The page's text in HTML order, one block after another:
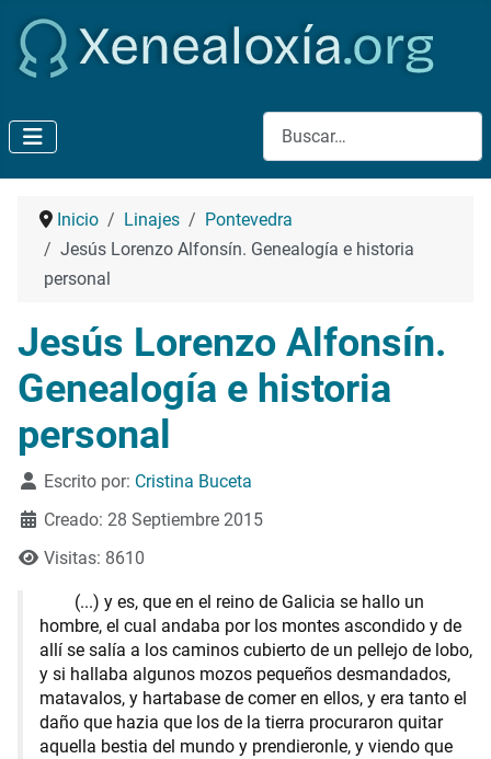
Buscar
Inicio Linajes
Pontevedra
Jesús Lorenzo Alfonsín. Genealogía e historia
personal
Jesús Lorenzo Alfonsín.
Genealogía e historia
personal
Detalles
Escrito por: Cristina Buceta
Creado: 28 Septiembre 2015
Visitas: 8610
(...) y es, que en el reino de Galicia se hallo un
hombre, el cual andaba por los montes ascondido y de
allí se salía a los caminos cubierto de un pellejo de lobo,
y si hallaba algunos mozos pequeños desmandados,
matavalos, y hartabase de comer en ellos, y era tanto el
daño que hazia que los de la tierra procuraron quitar
aquella bestia del mundo y prendieronle, y viendo que